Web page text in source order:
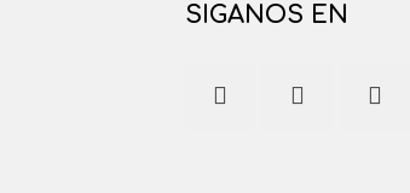
SIGANOS EN